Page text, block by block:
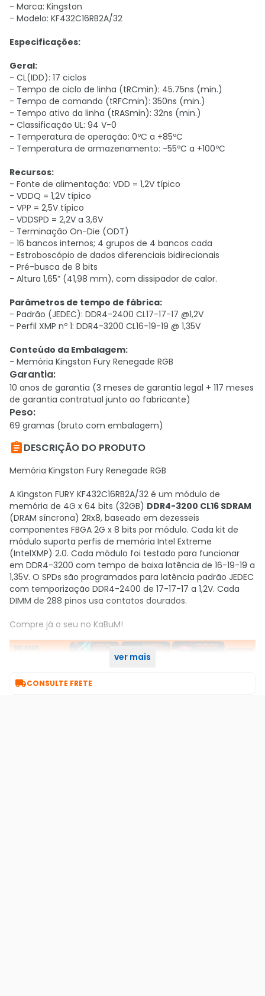
- Marca: Kingston
- Modelo: KF432C16RB2A/32
Especificações:
Geral:
- CL(IDD): 17 ciclos
- Tempo de ciclo de linha (tRCmin): 45.75ns (min.)
- Tempo de comando (tRFCmin): 350ns (min.)
- Tempo ativo da linha (tRASmin): 32ns (min.)
- Classificação UL: 94 V-0
- Temperatura de operação: 0ºC a +85ºC
- Temperatura de armazenamento: -55ºC a +100ºC
Recursos:
- Fonte de alimentação: VDD = 1,2V típico
- VDDQ = 1,2V típico
- VPP = 2,5V típico
- VDDSPD = 2,2V a 3,6V
- Terminação On-Die (ODT)
- 16 bancos internos; 4 grupos de 4 bancos cada
- Estroboscópio de dados diferenciais bidirecionais
- Pré-busca de 8 bits
- Altura 1,65” (41,98 mm), com dissipador de calor.
Parâmetros de tempo de fábrica:
- Padrão (JEDEC): DDR4-2400 CL17-17-17 @1,2V
- Perfil XMP nº 1: DDR4-3200 CL16-19-19 @ 1,35V
Conteúdo da Embalagem:
- Memória Kingston Fury Renegade RGB
Garantia:
10 anos de garantia (3 meses de garantia legal + 117 meses
de garantia contratual junto ao fabricante)
Peso:
69 gramas (bruto com embalagem)
DESCRIÇÃO DO PRODUTO
Memória Kingston Fury Renegade RGB
A Kingston FURY KF432C16RB2A/32 é um módulo de
memória de 4G x 64 bits (32GB) DDR4-3200 CL16 SDRAM
(DRAM síncrona) 2Rx8, baseado em dezesseis
componentes FBGA 2G x 8 bits por módulo. Cada kit de
módulo suporta perfis de memória Intel Extreme
(IntelXMP) 2.0. Cada módulo foi testado para funcionar
em DDR4-3200 com tempo de baixa latência de 16-19-19 a
1,35V. O SPDs são programados para latência padrão JEDEC
com temporização DDR4-2400 de 17-17-17 a 1,2V. Cada
DIMM de 288 pinos usa contatos dourados.
Compre já o seu no KaBuM!
ver mais
CONSULTE FRETE